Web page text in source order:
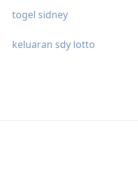
togel sidney
keluaran sdy lotto